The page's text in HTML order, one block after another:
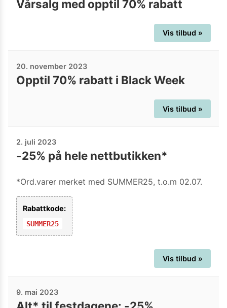
Vårsalg med opptil 70% rabatt
Vis tilbud »
20. november 2023
Opptil 70% rabatt i Black Week
Vis tilbud »
2. juli 2023
-25% på hele nettbutikken*
*Ord.varer merket med SUMMER25, t.o.m 02.07.
Rabattkode:
SUMMER25
Vis tilbud »
9. mai 2023